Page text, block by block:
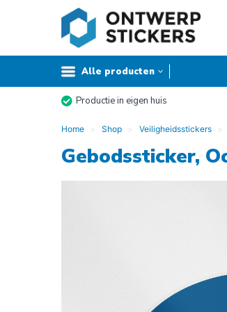
Alle producten
Productie in eigen huis
Home Shop Veiligheidsstickers
Gebodssticker,